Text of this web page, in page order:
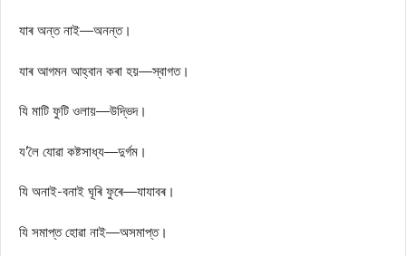
যাৰ অন্ত নাই—অনন্ত।
যাৰ আগমন আহ্বান কৰা হয়—স্বাগত।
যি মাটি ফুটি ওলায়—উদ্ভিদ।
য’লৈ যোৱা কষ্টসাধ্য—দুৰ্গম।
যি অনাই-বনাই ঘূৰি ফুৰে—যাযাবৰ।
যি সমাপ্ত হোৱা নাই—অসমাপ্ত।